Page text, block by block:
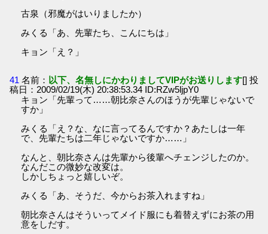
古泉（邪魔がはいりましたか）
みくる「あ、先輩たち、こんにちは」
キョン「え？」
41 名前： 以下、名無しにかわりましてVIPがお送りします[] 投
稿日：2009/02/19(木) 20:38:53.34 ID:RZw5ljpY0
キョン「先輩って……朝比奈さんのほうが先輩じゃないで
すか」
みくる「え？な、なに言ってるんですか？あたしは一年
で、先輩たちは二年じゃないですか……」
なんと、朝比奈さんは先輩から後輩へチェンジしたのか。
なんだこの微妙な改変は。
しかしちょっと嬉しいぞ。
みくる「あ、そうだ、今からお茶入れますね」
朝比奈さんはそういってメイド服にも着替えずにお茶の用
意をしだす。